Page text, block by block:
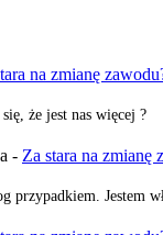
na zmianę
że jest nas więcej ?
- Za stara na zmianę
przypadkiem. Jestem